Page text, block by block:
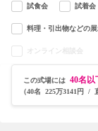
試食会 試着会
料理・引出物などの
オンライン相談会
この式場には 40名以
（40名 225万3141円 /